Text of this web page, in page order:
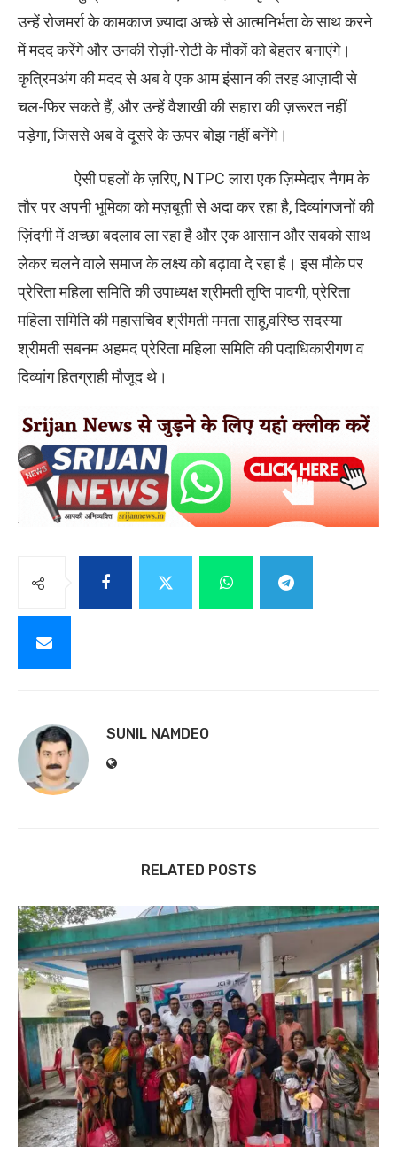
उन्हें रोजमर्रा के कामकाज ज़्यादा अच्छे से आत्मनिर्भता के साथ करने
में मदद करेंगे और उनकी रोज़ी-रोटी के मौकों को बेहतर बनाएंगे।
कृत्रिमअंग की मदद से अब वे एक आम इंसान की तरह आज़ादी से
चल-फिर सकते हैं, और उन्हें वैशाखी की सहारा की ज़रूरत नहीं
पड़ेगा, जिससे अब वे दूसरे के ऊपर बोझ नहीं बनेंगे।
ऐसी पहलों के ज़रिए, NTPC लारा एक ज़िम्मेदार नैगम के
तौर पर अपनी भूमिका को मज़बूती से अदा कर रहा है, दिव्यांगजनों की
ज़िंदगी में अच्छा बदलाव ला रहा है और एक आसान और सबको साथ
लेकर चलने वाले समाज के लक्ष्य को बढ़ावा दे रहा है। इस मौके पर
प्रेरिता महिला समिति की उपाध्यक्ष श्रीमती तृप्ति पावगी, प्रेरिता
महिला समिति की महासचिव श्रीमती ममता साहू,वरिष्ठ सदस्या
श्रीमती सबनम अहमद प्रेरिता महिला समिति की पदाधिकारीगण व
दिव्यांग हितग्राही मौजूद थे।
SUNIL NAMDEO
RELATED POSTS